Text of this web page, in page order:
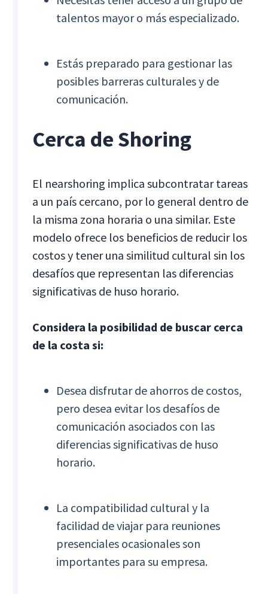
talentos mayor o más especializado.
Estás preparado para gestionar las
posibles barreras culturales y de
comunicación.
Cerca de Shoring
El nearshoring implica subcontratar tareas
a un país cercano, por lo general dentro de
la misma zona horaria o una similar. Este
modelo ofrece los beneficios de reducir los
costos y tener una similitud cultural sin los
desafíos que representan las diferencias
significativas de huso horario.
Considera la posibilidad de buscar cerca
de la costa si:
Desea disfrutar de ahorros de costos,
pero desea evitar los desafíos de
comunicación asociados con las
diferencias significativas de huso
horario.
La compatibilidad cultural y la
facilidad de viajar para reuniones
presenciales ocasionales son
importantes para su empresa.